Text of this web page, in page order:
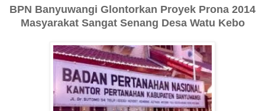
BPN Banyuwangi Glontorkan Proyek Prona 2014
Masyarakat Sangat Senang Desa Watu Kebo